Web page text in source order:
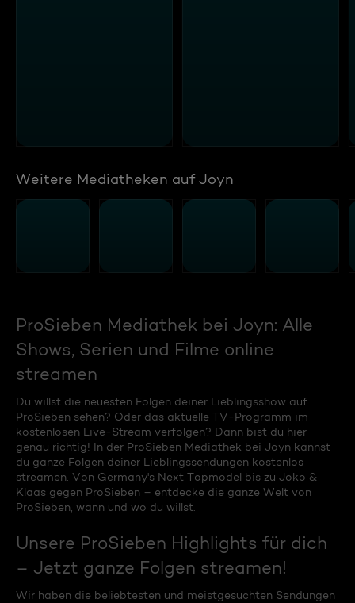
Weitere Mediatheken auf Joyn
ProSieben Mediathek bei Joyn: Alle
Shows, Serien und Filme online
streamen
Du willst die neuesten Folgen deiner Lieblingsshow auf
ProSieben sehen? Oder das aktuelle TV-Programm im
kostenlosen Live-Stream verfolgen? Dann bist du hier
genau richtig! In der ProSieben Mediathek bei Joyn kannst
du ganze Folgen deiner Lieblingssendungen kostenlos
streamen. Von Germany's Next Topmodel bis zu Joko &
Klaas gegen ProSieben – entdecke die ganze Welt von
ProSieben, wann und wo du willst.
Unsere ProSieben Highlights für dich
– Jetzt ganze Folgen streamen!
Wir haben die beliebtesten und meistgesuchten Sendungen